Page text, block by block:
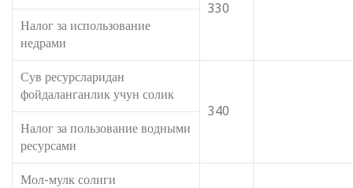
330
Налог за использование
недрами
Сув ресурсларидан
фойдаланганлик учун солик
340
Налог за пользование водными
ресурсами
Мол-мулк солиги